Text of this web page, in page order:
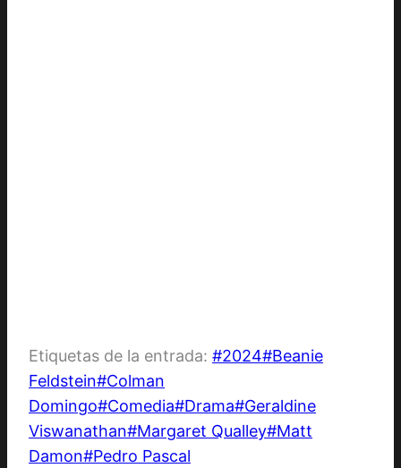
Etiquetas de la entrada: #2024#Beanie
Feldstein#Colman
Domingo#Comedia#Drama#Geraldine
Viswanathan#Margaret Qualley#Matt
Damon#Pedro Pascal